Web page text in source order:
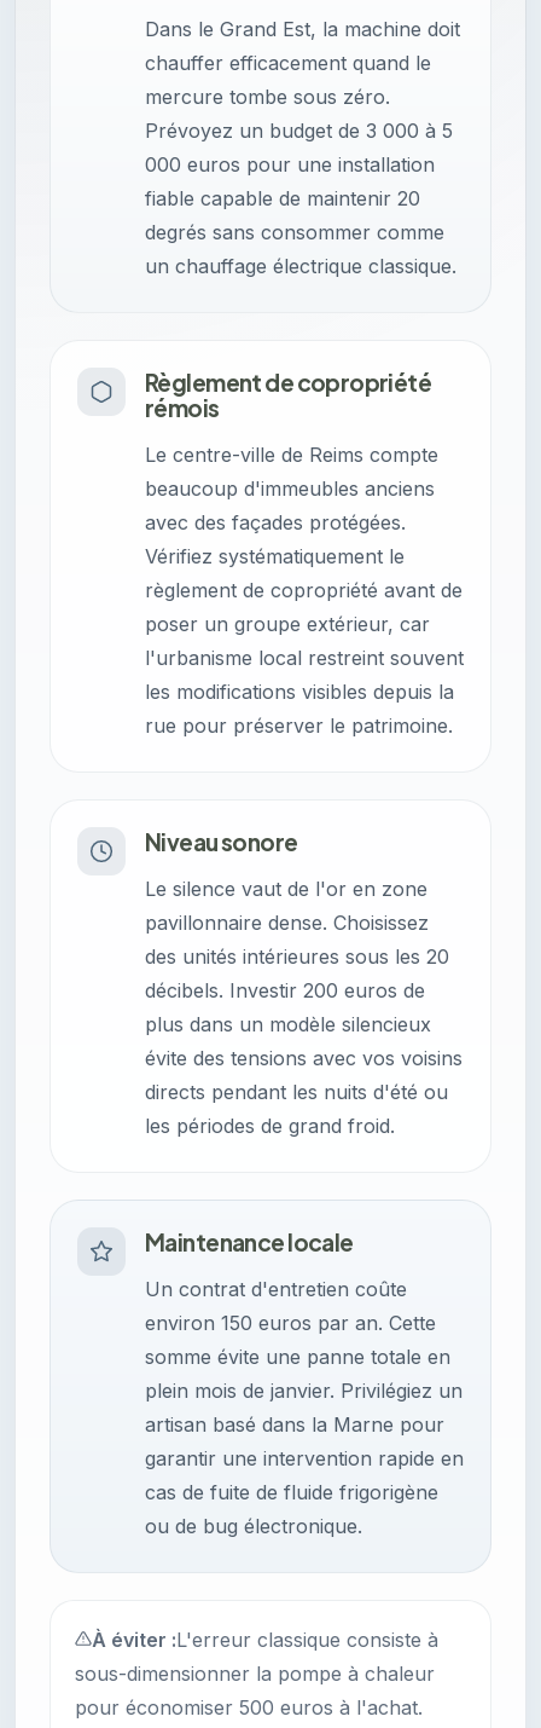
Dans le Grand Est, la machine doit
chauffer efficacement quand le
mercure tombe sous zéro.
Prévoyez un budget de 3 000 à 5
000 euros pour une installation
fiable capable de maintenir 20
degrés sans consommer comme
un chauffage électrique classique.
Règlement de copropriété
rémois
Le centre-ville de Reims compte
beaucoup d'immeubles anciens
avec des façades protégées.
Vérifiez systématiquement le
règlement de copropriété avant de
poser un groupe extérieur, car
l'urbanisme local restreint souvent
les modifications visibles depuis la
rue pour préserver le patrimoine.
Niveau sonore
Le silence vaut de l'or en zone
pavillonnaire dense. Choisissez
des unités intérieures sous les 20
décibels. Investir 200 euros de
plus dans un modèle silencieux
évite des tensions avec vos voisins
directs pendant les nuits d'été ou
les périodes de grand froid.
Maintenance locale
Un contrat d'entretien coûte
environ 150 euros par an. Cette
somme évite une panne totale en
plein mois de janvier. Privilégiez un
artisan basé dans la Marne pour
garantir une intervention rapide en
cas de fuite de fluide frigorigène
ou de bug électronique.
À éviter :L'erreur classique consiste à
sous-dimensionner la pompe à chaleur
pour économiser 500 euros à l'achat.